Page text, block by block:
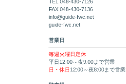
TEL 048-430-7126
FAX 048-430-7136
info@guide-fwc.net
guide-fwc.net
営業日
毎週火曜日定休
平日12:00～夜9:00まで営業
日・休日 12:00～夜8:00まで営業